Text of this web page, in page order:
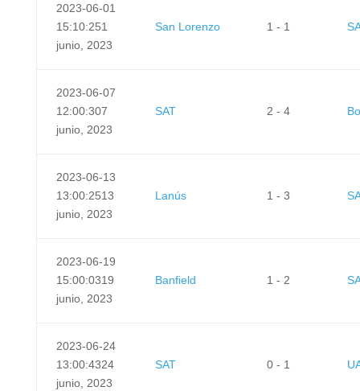
2023-06-01
15:10:251
junio, 2023
San Lorenzo 1 - 1
2023-06-07
12:00:307
junio, 2023
SAT 2 - 4
2023-06-13
13:00:2513
junio, 2023
Lanús 1 - 3
2023-06-19
15:00:0319
junio, 2023
Banfield 1 - 2
2023-06-24
13:00:4324
junio, 2023
SAT 0 - 1